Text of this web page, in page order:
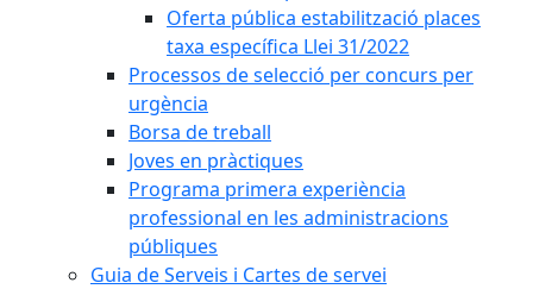
Oferta pública estabilització places
taxa específica Llei 31/2022
Processos de selecció per concurs per
urgència
Borsa de treball
Joves en pràctiques
Programa primera experiència
professional en les administracions
públiques
Guia de Serveis i Cartes de servei